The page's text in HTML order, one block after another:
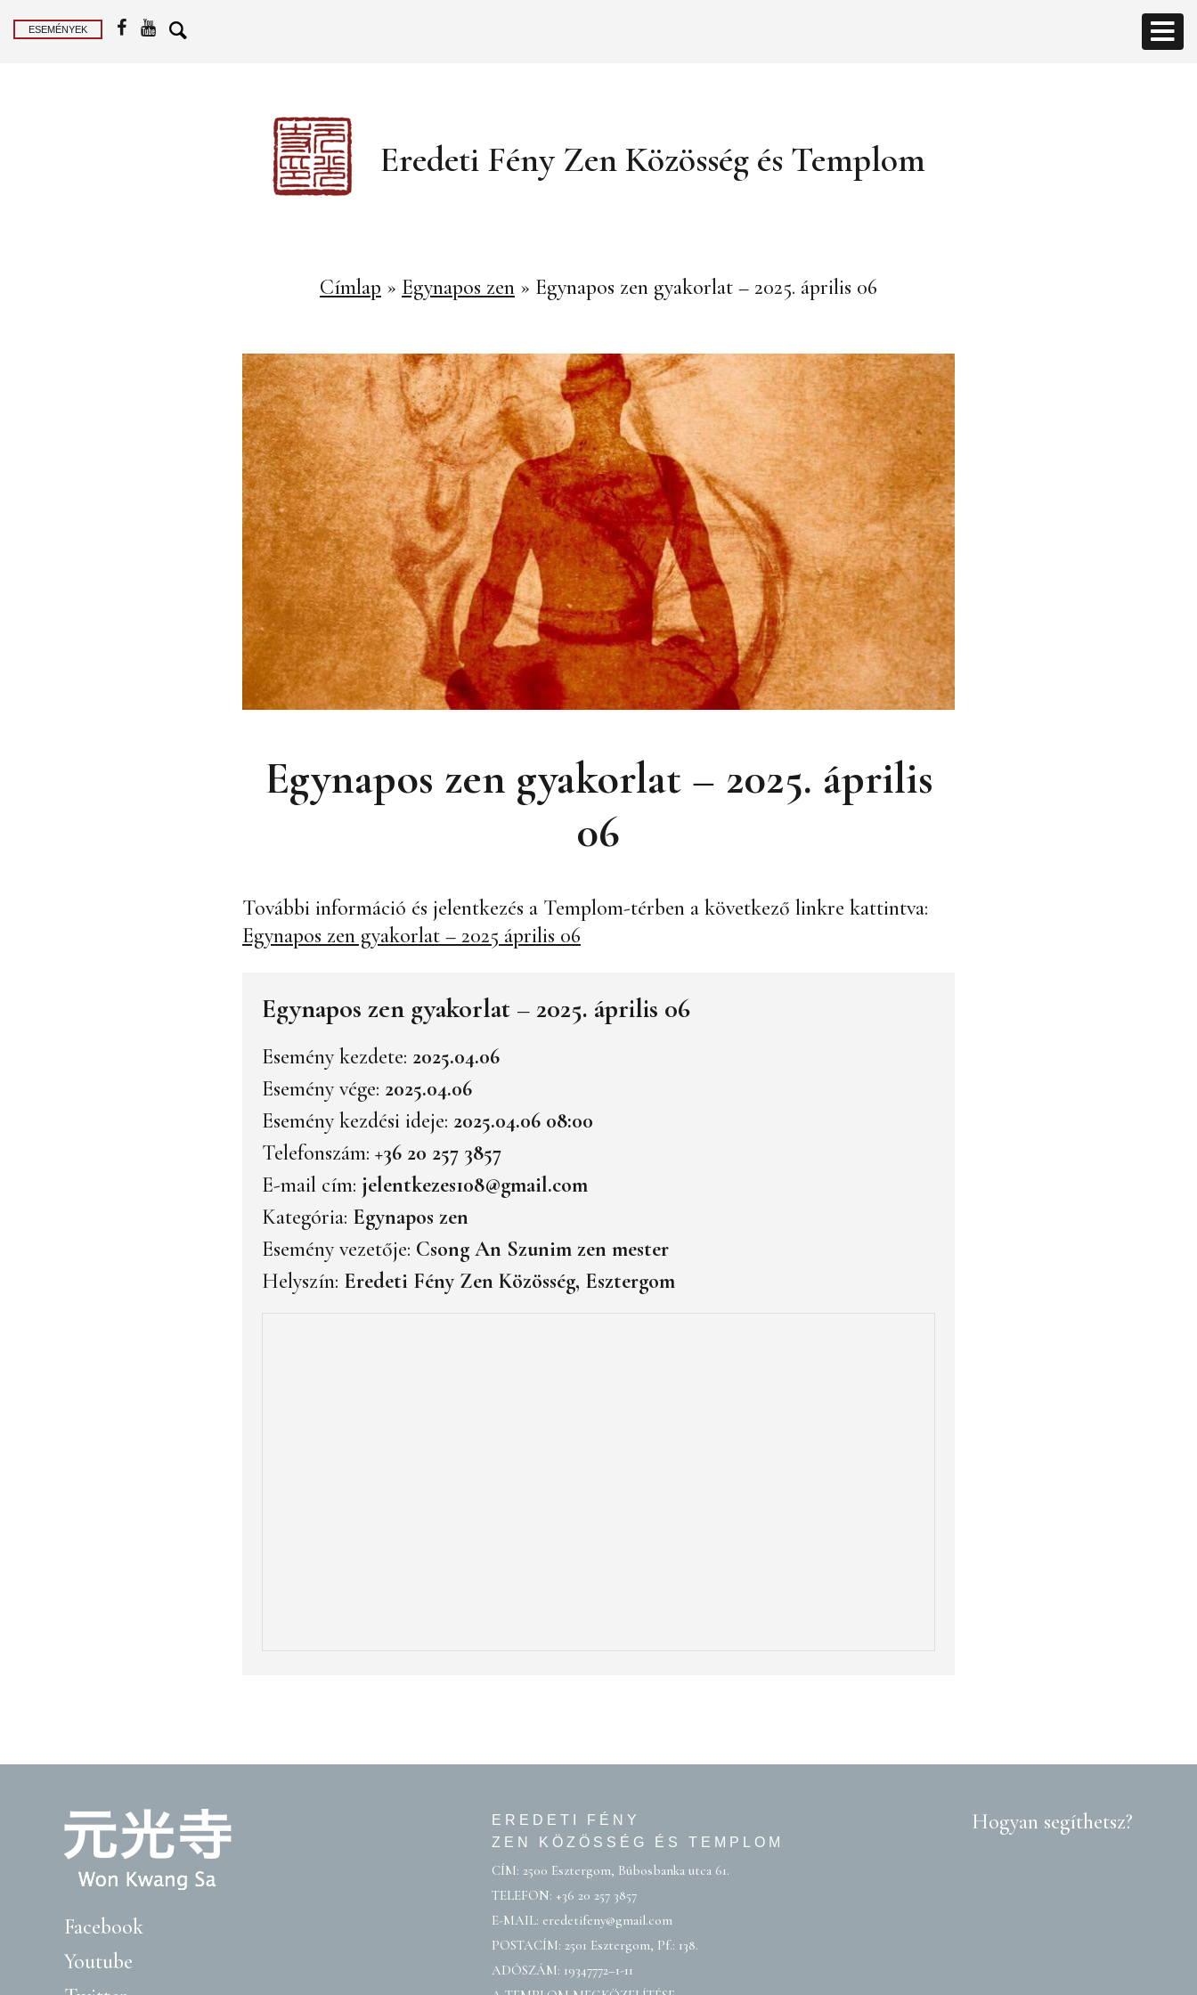
ESEMÉNYEK
Eredeti Fény Zen Közösség és Templom
Címlap » Egynapos zen » Egynapos zen gyakorlat – 2025. április 06
Egynapos zen gyakorlat – 2025. április
06
További információ és jelentkezés a Templom-térben a következő linkre kattintva:
Egynapos zen gyakorlat – 2025 április 06
Egynapos zen gyakorlat – 2025. április 06
Esemény kezdete: 2025.04.06
Esemény vége: 2025.04.06
Esemény kezdési ideje: 2025.04.06 08:00
Telefonszám: +36 20 257 3857
E-mail cím: jelentkezes108@gmail.com
Kategória: Egynapos zen
Esemény vezetője: Csong An Szunim zen mester
Helyszín: Eredeti Fény Zen Közösség, Esztergom
Facebook
Youtube
EREDETI FÉNY
ZEN KÖZÖSSÉG ÉS TEMPLOM
CÍM: 2500 Esztergom, Búbosbanka utca 61.
TELEFON: +36 20 257 3857
E-MAIL: eredetifeny@gmail.com
POSTACÍM: 2501 Esztergom, Pf.: 138.
ADÓSZÁM: 19347772–1-11
Hogyan segíthetsz?